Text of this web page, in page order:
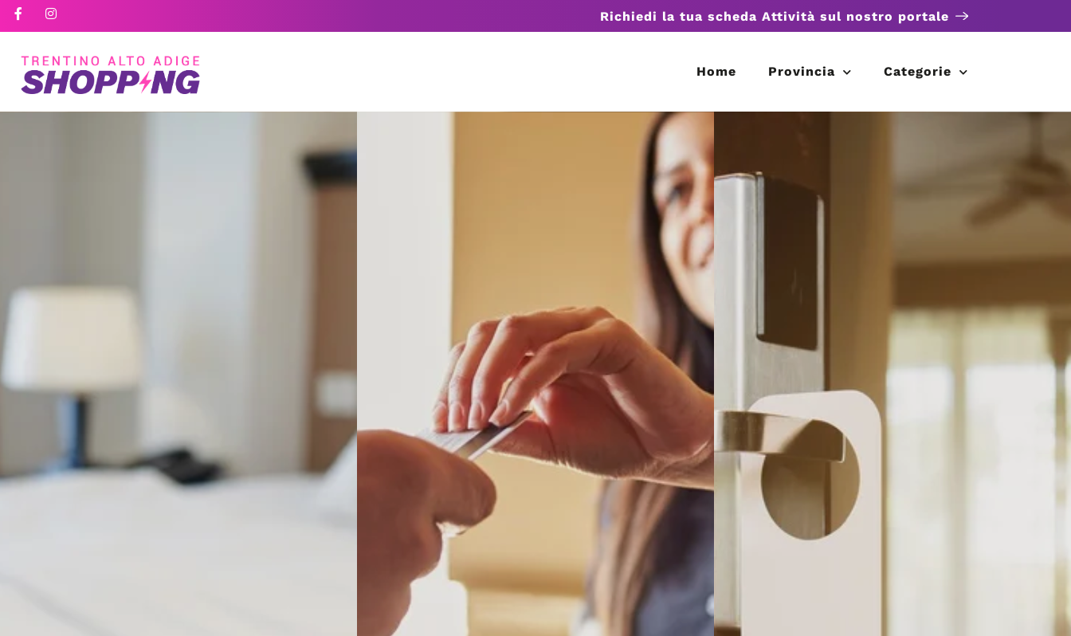
Richiedi la tua scheda Attività sul nostro portale
Home Provincia Categorie